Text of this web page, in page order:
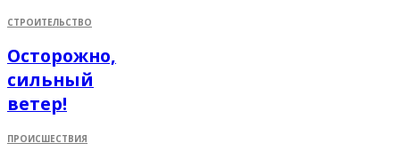
СТРОИТЕЛЬСТВО
Осторожно,
сильный
ветер!
ПРОИСШЕСТВИЯ